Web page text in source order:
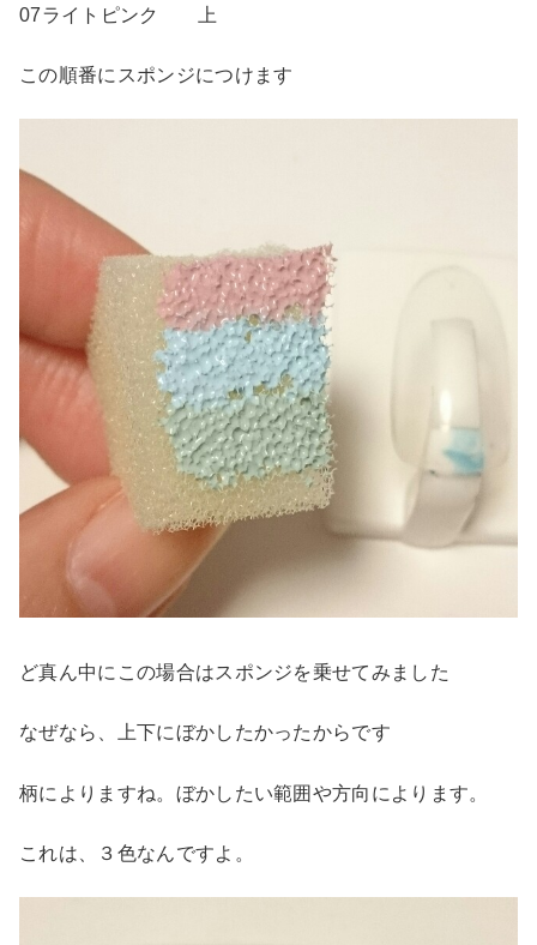
07ライトピンク 上
この順番にスポンジにつけます
ど真ん中にこの場合はスポンジを乗せてみました
なぜなら、上下にぼかしたかったからです
柄によりますね。ぼかしたい範囲や方向によります。
これは、３色なんですよ。